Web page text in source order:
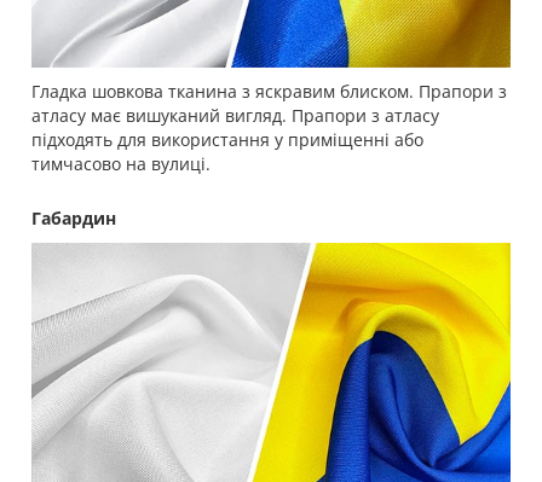
Гладка шовкова тканина з яскравим блиском. Прапори з
атласу має вишуканий вигляд. Прапори з атласу
підходять для використання у приміщенні або
тимчасово на вулиці.
Габардин